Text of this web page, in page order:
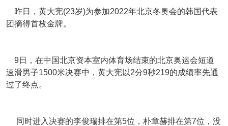
昨日，黄大宪(23岁)为参加2022年北京冬奥会的韩国代表
团摘得首枚金牌。
9日，在中国北京资本室内体育场结束的北京奥运会短道
速滑男子1500米决赛中，黄大宪以2分9秒219的成绩率先通
过了终点。
同时进入决赛的李俊瑞排在第5位，朴章赫排在第7位，没